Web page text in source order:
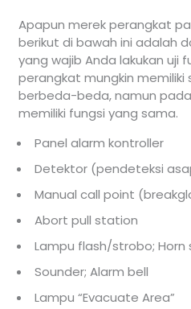
Apapun merek perangkat
berikut di bawah ini adalah
yang wajib Anda lakukan uji
perangkat mungkin
berbeda-beda, namun
memiliki fungsi yang sama.
Panel alarm kontroller
Detektor (pendeteksi
Manual call point
Abort pull station
Lampu flash/strobo;
Sounder; Alarm bell
Lampu “Evacuate Area”